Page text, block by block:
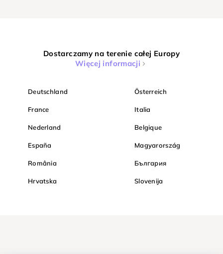
Dostarczamy na terenie całej Europy
Więcej informacji
Deutschland Österreich
France Italia
Nederland Belgique
España Magyarország
România България
Hrvatska Slovenija